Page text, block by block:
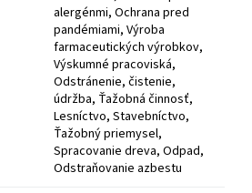
alergénmi, Ochrana pred
pandémiami, Výroba
farmaceutických výrobkov,
Výskumné pracoviská,
Odstránenie, čistenie,
údržba, Ťažobná činnosť,
Lesníctvo, Stavebníctvo,
Ťažobný priemysel,
Spracovanie dreva, Odpad,
Odstraňovanie azbestu